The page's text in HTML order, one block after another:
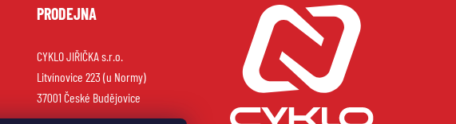
PRODEJNA
CYKLO JIŘIČKA s.r.o.
Litvínovice 223 (u Normy)
37001 České Budějovice